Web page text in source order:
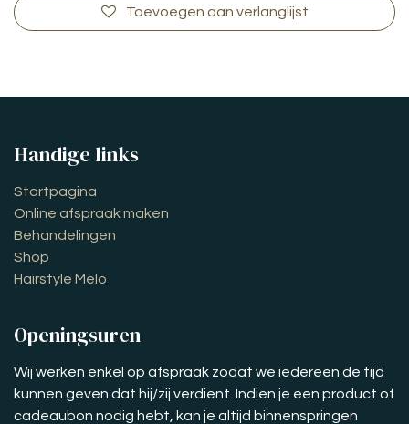
Toevoegen aan verlanglijst
Handige links
Startpagina
Online afspraak maken
Behandelingen
Shop
Hairstyle Melo
Openingsuren
Wij werken enkel op afspraak zodat we iedereen de tijd
kunnen geven dat hij/zij verdient. Indien je een product of
cadeaubon nodig hebt, kan je altijd binnenspringen